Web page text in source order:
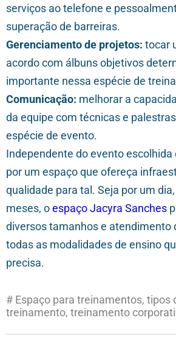
serviços ao telefone e
superação de barreiras.
Gerenciamento de projetos: tocar
acordo com álbuns objetivos
importante nessa espécie de
Comunicação: melhorar a
da equipe com técnicas e
espécie de evento.
Independente do evento
por um espaço que ofereça
qualidade para tal. Seja por um
meses, oespaço Jacyra Sanches
diversos tamanhos e atendimento
todas as modalidades de ensino
precisa.
# Espaço para treinamentos, tipos
treinamento, treinamento